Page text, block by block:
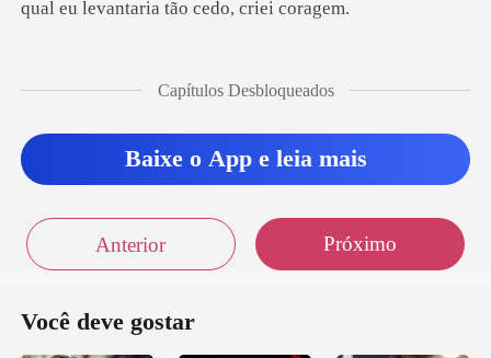
Capítulos Desbloqueados
Baixe o App e leia mais
Anterior Próximo
Você deve gostar